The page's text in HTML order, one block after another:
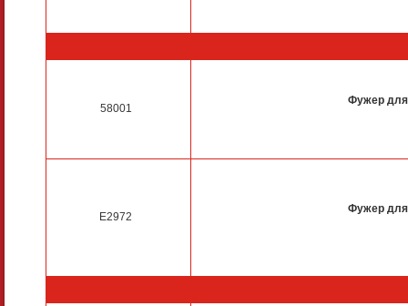
58001
Фужер для
E2972
Фужер для